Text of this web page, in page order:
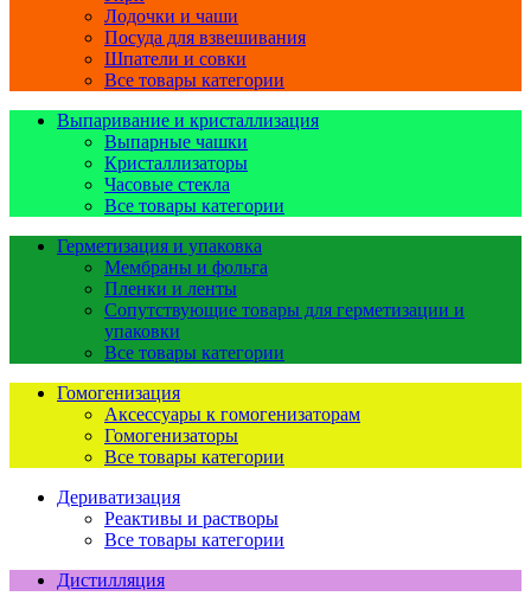
Лодочки и чаши
Посуда для взвешивания
Шпатели и совки
Все товары категории
Выпаривание и кристаллизация
Выпарные чашки
Кристаллизаторы
Часовые стекла
Все товары категории
Герметизация и упаковка
Мембраны и фольга
Пленки и ленты
Сопутствующие товары для герметизации и
упаковки
Все товары категории
Гомогенизация
Аксессуары к гомогенизаторам
Гомогенизаторы
Все товары категории
Дериватизация
Реактивы и растворы
Все товары категории
Дистилляция